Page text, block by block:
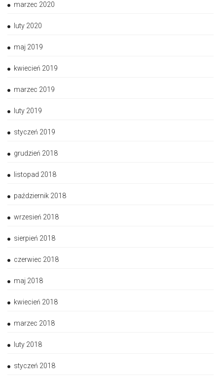
marzec 2020
luty 2020
maj 2019
kwiecień 2019
marzec 2019
luty 2019
styczeń 2019
grudzień 2018
listopad 2018
październik 2018
wrzesień 2018
sierpień 2018
czerwiec 2018
maj 2018
kwiecień 2018
marzec 2018
luty 2018
styczeń 2018